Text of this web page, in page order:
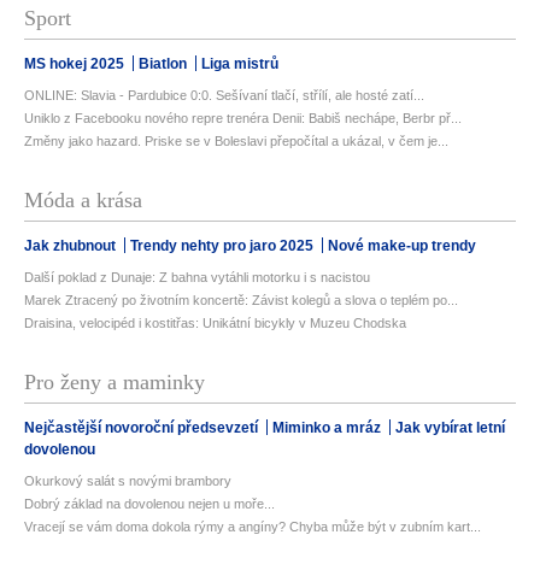
Sport
MS hokej 2025 Biatlon Liga mistrů
ONLINE: Slavia - Pardubice 0:0. Sešívaní tlačí, střílí, ale hosté zatí...
Uniklo z Facebooku nového repre trenéra Denii: Babiš nechápe, Berbr př...
Změny jako hazard. Priske se v Boleslavi přepočítal a ukázal, v čem je...
Móda a krása
Jak zhubnout Trendy nehty pro jaro 2025 Nové make-up trendy
Další poklad z Dunaje: Z bahna vytáhli motorku i s nacistou
Marek Ztracený po životním koncertě: Závist kolegů a slova o teplém po...
Draisina, velocipéd i kostitřas: Unikátní bicykly v Muzeu Chodska
Pro ženy a maminky
Nejčastější novoroční předsevzetí Miminko a mráz
Jak vybírat letní
dovolenou
Okurkový salát s novými brambory
Dobrý základ na dovolenou nejen u moře...
Vracejí se vám doma dokola rýmy a angíny? Chyba může být v zubním kart...